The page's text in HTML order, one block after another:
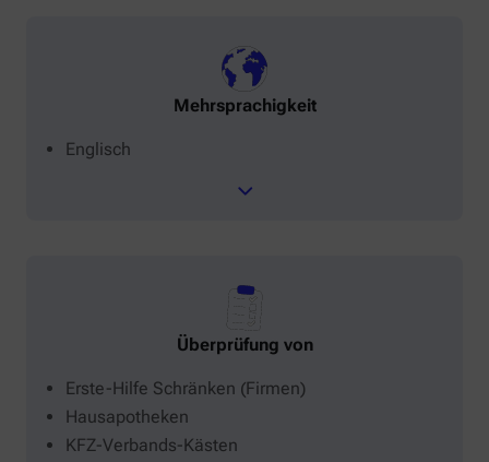
Mehrsprachigkeit
Englisch
Überprüfung von
Erste-Hilfe Schränken (Firmen)
Hausapotheken
KFZ-Verbands-Kästen